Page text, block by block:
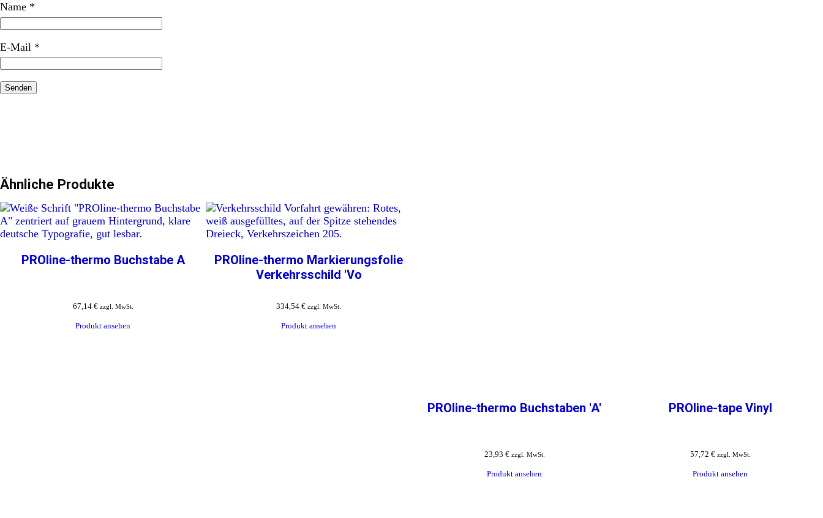
Name *
E-Mail *
Ähnliche Produkte
PROline-thermo Buchstabe A
67,14 € zzgl. MwSt.
Produkt ansehen
PROline-thermo Markierungsfolie
Verkehrsschild 'Vo
334,54 € zzgl. MwSt.
Produkt ansehen
PROline-thermo Buchstaben 'A'
23,93 € zzgl. MwSt.
Produkt ansehen
PROline-tape Vinyl
57,72 € zzgl. MwSt.
Produkt ansehen